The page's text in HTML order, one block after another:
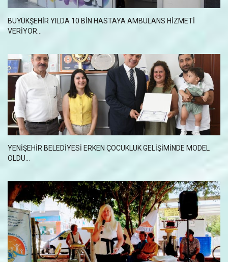
BÜYÜKŞEHİR YILDA 10 BİN HASTAYA AMBULANS HİZMETİ
VERİYOR...
YENIŞEHIR BELEDIYESI ERKEN ÇOCUKLUK GELIŞIMINDE MODEL
OLDU...